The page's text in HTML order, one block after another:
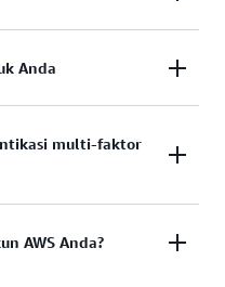
Konsol Manajemen
Anda
tidak
kredensial untuk
multi-faktor
(MFA) hilang
AWS Anda?